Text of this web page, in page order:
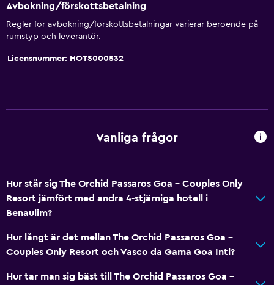
Restauranger
Elektrisk vattenkokare
Restaurang
Badrum
Dusch
Badkar
Hårfön
Avbokning/förskottsbetalning
Regler för avbokning/förskottsbetalningar varierar beroende på
rumstyp och leverantör.
Licensnummer: HOTS000532
Vanliga frågor
Hur står sig The Orchid Passaros Goa - Couples Only
Resort jämfört med andra 4-stjärniga hotell i
Benaulim?
Hur långt är det mellan The Orchid Passaros Goa -
Couples Only Resort och Vasco da Gama Goa Intl?
Hur tar man sig bäst till The Orchid Passaros Goa -